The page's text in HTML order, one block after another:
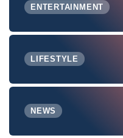
ENTERTAINMENT
LIFESTYLE
NEWS